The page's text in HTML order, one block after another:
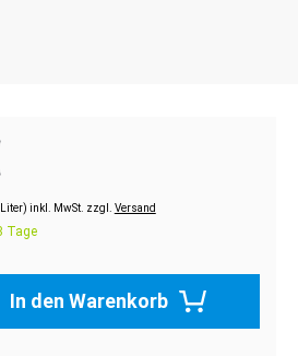
inkl. MwSt. zzgl. Versand
Tage
In den Warenkorb